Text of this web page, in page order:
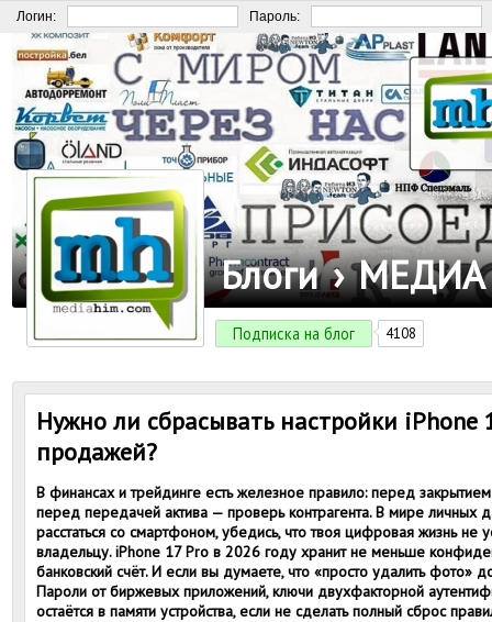
Логин: Пароль:
Блоги ›
Подписка на блог 4108
Нужно ли сбрасывать настройки iPhone
продажей?
В финансах и трейдинге есть железное правило: перед
перед передачей актива — проверь контрагента. В мире
расстаться со смартфоном, убедись, что твоя цифровая жизнь не
владельцу. iPhone 17 Pro в 2026 году хранит не меньше
банковский счёт. И если вы думаете, что «просто удалить фото»
Пароли от биржевых приложений, ключи двухфакторной
остаётся в памяти устройства, если не сделать полный сброс